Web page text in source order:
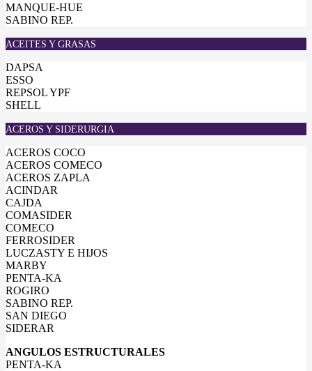
MANQUE-HUE
SABINO REP.
ACEITES Y GRASAS
DAPSA
ESSO
REPSOL YPF
SHELL
ACEROS Y SIDERURGIA
ACEROS COCO
ACEROS COMECO
ACEROS ZAPLA
ACINDAR
CAJDA
COMASIDER
COMECO
FERROSIDER
LUCZASTY E HIJOS
MARBY
PENTA-KA
ROGIRO
SABINO REP.
SAN DIEGO
SIDERAR
ANGULOS ESTRUCTURALES
PENTA-KA